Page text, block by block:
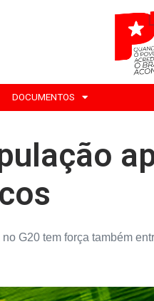
DOCUMENTOS
G20 tem força também